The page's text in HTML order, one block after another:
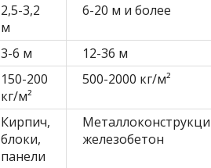
2,5-3,2
м
6-20 м и более
3-6 м
12-36 м
150-200
кг/м²
500-2000 кг/м²
Кирпич,
блоки,
панели
железобетон